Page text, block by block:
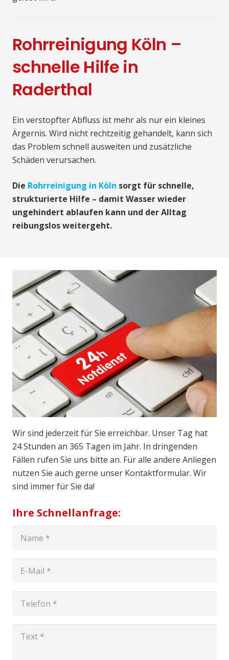
Rohrreinigung Köln –
schnelle Hilfe in
Raderthal
Ein verstopfter Abfluss ist mehr als nur ein kleines
Ärgernis. Wird nicht rechtzeitig gehandelt, kann sich
das Problem schnell ausweiten und zusätzliche
Schäden verursachen.
Die Rohrreinigung in Köln sorgt für schnelle,
strukturierte Hilfe – damit Wasser wieder
ungehindert ablaufen kann und der Alltag
reibungslos weitergeht.
Wir sind jederzeit für Sie erreichbar. Unser Tag hat
24 Stunden an 365 Tagen im Jahr. In dringenden
Fällen rufen Sie uns bitte an. Für alle andere Anliegen
nutzen Sie auch gerne unser Kontaktformular. Wir
sind immer für Sie da!
Ihre Schnellanfrage: